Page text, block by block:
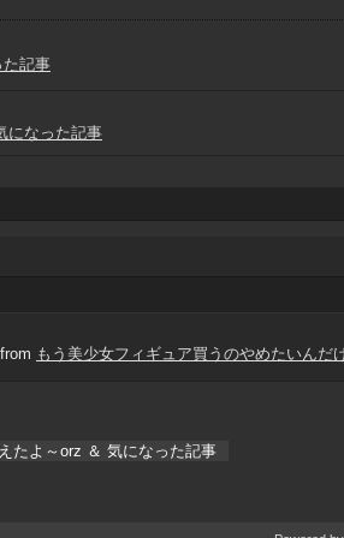
記事
になった記事
from もう美少女フィギュア買うのやめたいんだ
たよ～orz ＆ 気になった記事